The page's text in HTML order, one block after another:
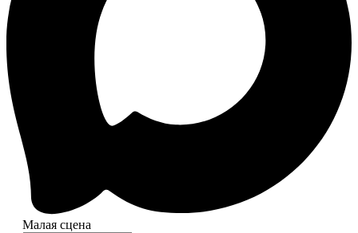
Малая сцена